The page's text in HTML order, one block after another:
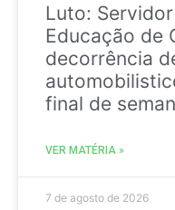
Luto:
Educação de
decorrência
final de
VER MATÉRIA »
7 de agosto de 2026